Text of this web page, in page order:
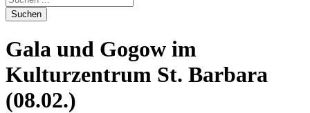
Suchen
Gala und Gogow im
Kulturzentrum St. Barbara
(08.02.)